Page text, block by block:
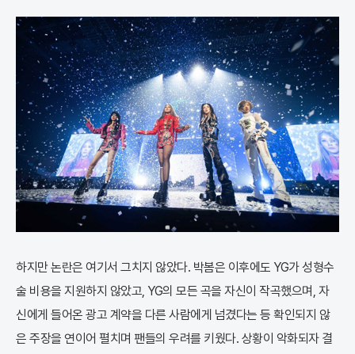
하지만 논란은 여기서 그치지 않았다. 박봄은 이후에도 YG가 성형수
술 비용을 지원하지 않았고, YG의 모든 곡을 자신이 작곡했으며, 자
신에게 들어온 광고 계약을 다른 사람에게 넘겼다는 등 확인되지 않
은 주장을 연이어 펼치며 팬들의 우려를 키웠다. 상황이 악화되자 결